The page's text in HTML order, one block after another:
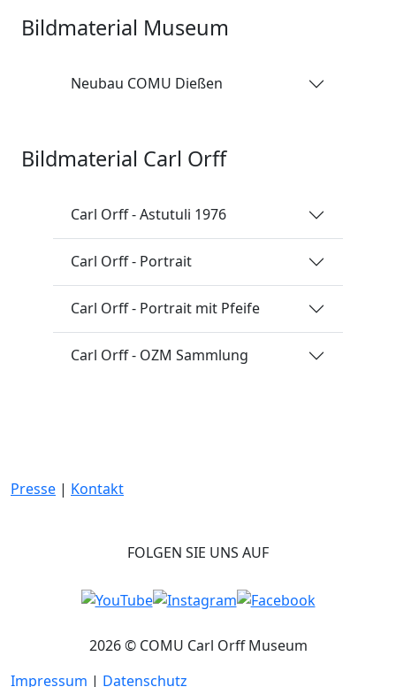
Bildmaterial Museum
Neubau COMU Dießen
Bildmaterial Carl Orff
Carl Orff - Astutuli 1976
Carl Orff - Portrait
Carl Orff - Portrait mit Pfeife
Carl Orff - OZM Sammlung
Presse | Kontakt
FOLGEN SIE UNS AUF
2026 © COMU Carl Orff Museum
Impressum | Datenschutz